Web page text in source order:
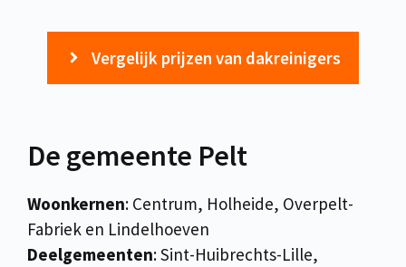
Vergelijk prijzen van dakreinigers
De gemeente Pelt
Woonkernen: Centrum, Holheide, Overpelt-
Fabriek en Lindelhoeven
Deelgemeenten: Sint-Huibrechts-Lille,